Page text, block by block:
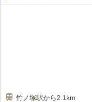
竹ノ塚駅から2.1km